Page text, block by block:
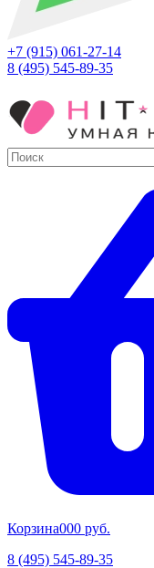
+7 (915) 061-27-14
8 (495) 545-89-35
Корзина000 руб.
8 (495) 545-89-35